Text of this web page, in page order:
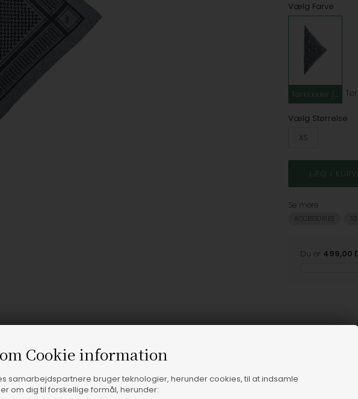
Cookie information
samarbejdspartnere bruger teknologier, herunder cookies, til at indsamle
om dig til forskellige formål, herunder:
Vælg Farve
Vælg Størrelse
XS
Se mere
ACCESSORIES
Du er 499,00